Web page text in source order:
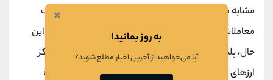
مشابه هستند. هر دو امکان وام، استقراض، انواع مختلف
معاملات،
‌سازی و سپرده‌گذاری را فراهم می‌کنند. با این
حال، پلتفرم ‌های CeFi، مانند بسیاری از صرافی ‌های متمرکز
ارزهای دیجیتال، خدمات مهم دیگری به نام تجارت
به
×
به روز بمانید!
آیا می‌خواهید از آخرین اخبار مطلع شوید؟